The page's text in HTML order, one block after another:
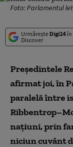
Foto: Parlamentul
Urmărește Digi24în
Discover
Preşedintele
afirmat joi, în
paralelă între
naţiuni, prin
niciun cuvânt